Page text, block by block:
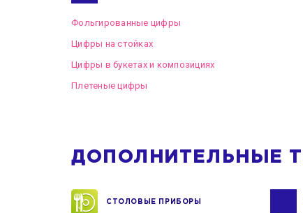
Фольгированные цифры
Цифры на стойках
Цифры в букетах и композициях
Плетеные цифры
ДОПОЛНИТЕЛЬНЫЕ
СТОЛОВЫЕ ПРИБОРЫ